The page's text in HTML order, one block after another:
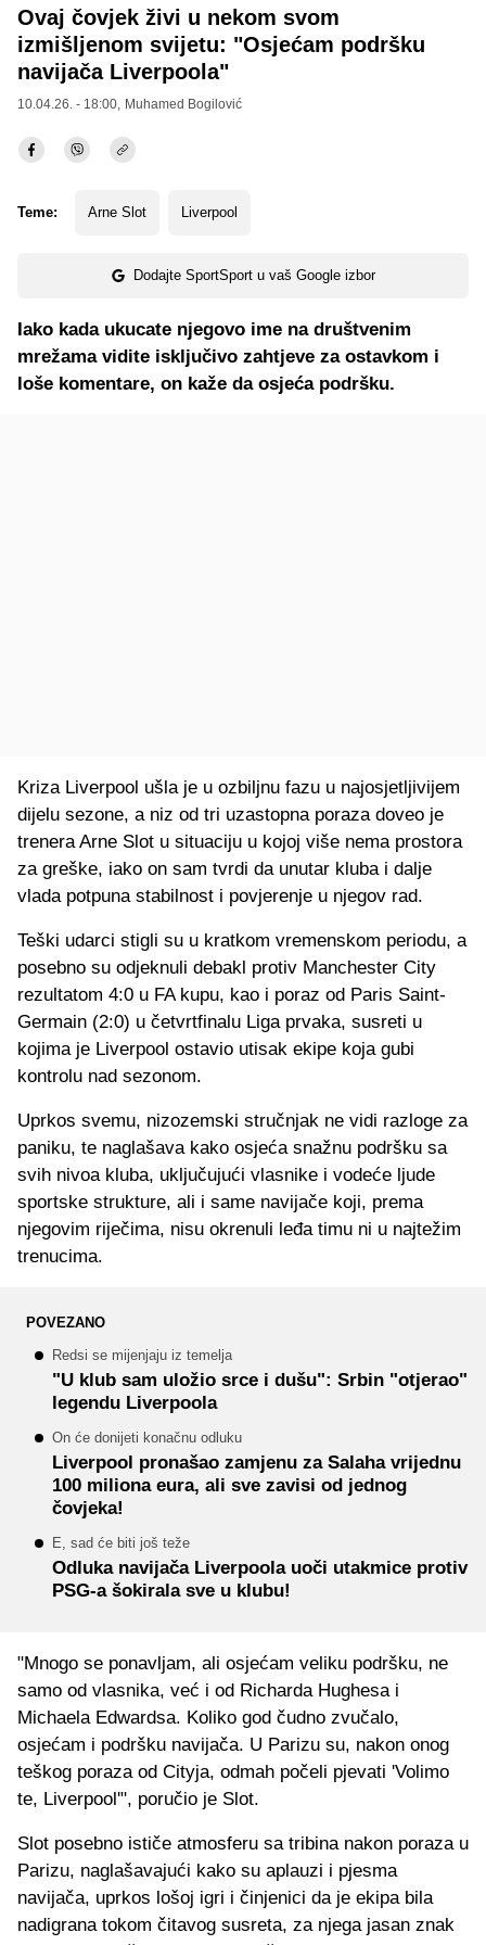
Ovaj čovjek živi u nekom svom
izmišljenom svijetu: "Osjećam podršku
navijača Liverpoola"
10.04.26. - 18:00, Muhamed Bogilović
Teme: Arne Slot Liverpool
Dodajte SportSport u vaš Google izbor
Iako kada ukucate njegovo ime na društvenim
mrežama vidite isključivo zahtjeve za ostavkom i
loše komentare, on kaže da osjeća podršku.
Kriza Liverpool ušla je u ozbiljnu fazu u najosjetljivijem
dijelu sezone, a niz od tri uzastopna poraza doveo je
trenera Arne Slot u situaciju u kojoj više nema prostora
za greške, iako on sam tvrdi da unutar kluba i dalje
vlada potpuna stabilnost i povjerenje u njegov rad.
Teški udarci stigli su u kratkom vremenskom periodu, a
posebno su odjeknuli debakl protiv Manchester City
rezultatom 4:0 u FA kupu, kao i poraz od Paris Saint-
Germain (2:0) u četvrtfinalu Liga prvaka, susreti u
kojima je Liverpool ostavio utisak ekipe koja gubi
kontrolu nad sezonom.
Uprkos svemu, nizozemski stručnjak ne vidi razloge za
paniku, te naglašava kako osjeća snažnu podršku sa
svih nivoa kluba, uključujući vlasnike i vodeće ljude
sportske strukture, ali i same navijače koji, prema
njegovim riječima, nisu okrenuli leđa timu ni u najtežim
trenucima.
POVEZANO
Redsi se mijenjaju iz temelja
"U klub sam uložio srce i dušu": Srbin "otjerao"
legendu Liverpoola
On će donijeti konačnu odluku
Liverpool pronašao zamjenu za Salaha vrijednu
100 miliona eura, ali sve zavisi od jednog
čovjeka!
E, sad će biti još teže
Odluka navijača Liverpoola uoči utakmice protiv
PSG-a šokirala sve u klubu!
"Mnogo se ponavljam, ali osjećam veliku podršku, ne
samo od vlasnika, već i od Richarda Hughesa i
Michaela Edwardsa. Koliko god čudno zvučalo,
osjećam i podršku navijača. U Parizu su, nakon onog
teškog poraza od Cityja, odmah počeli pjevati 'Volimo
te, Liverpool'", poručio je Slot.
Slot posebno ističe atmosferu sa tribina nakon poraza u
Parizu, naglašavajući kako su aplauzi i pjesma
navijača, uprkos lošoj igri i činjenici da je ekipa bila
nadigrana tokom čitavog susreta, za njega jasan znak